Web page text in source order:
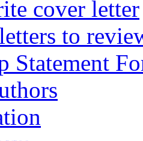
cover letter
to
Statement